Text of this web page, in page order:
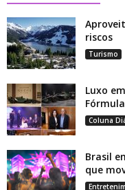
riscos
Turismo
Luxo
Coluna
Brasil
que